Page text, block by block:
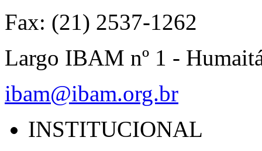
Fax: (21) 2537-1262
Largo IBAM nº 1 -
ibam@ibam.org.br
INSTITUCIONAL